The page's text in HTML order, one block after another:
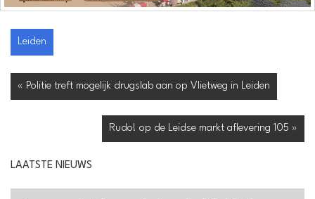
Leiden
« Politie treft mogelijk drugslab aan op Vlietweg in Leiden
Rudo! op de Leidse markt aflevering 105 »
LAATSTE NIEUWS